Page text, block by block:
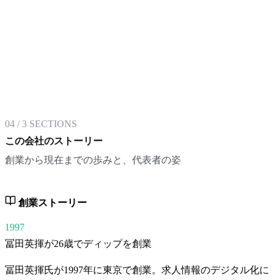
04 /3 SECTIONS
この会社のストーリー
創業から現在までの歩みと、代表者の姿
創業ストーリー
1997
冨田英揮が26歳でディップを創業
冨田英揮氏が1997年に東京で創業。求人情報のデジタル化に